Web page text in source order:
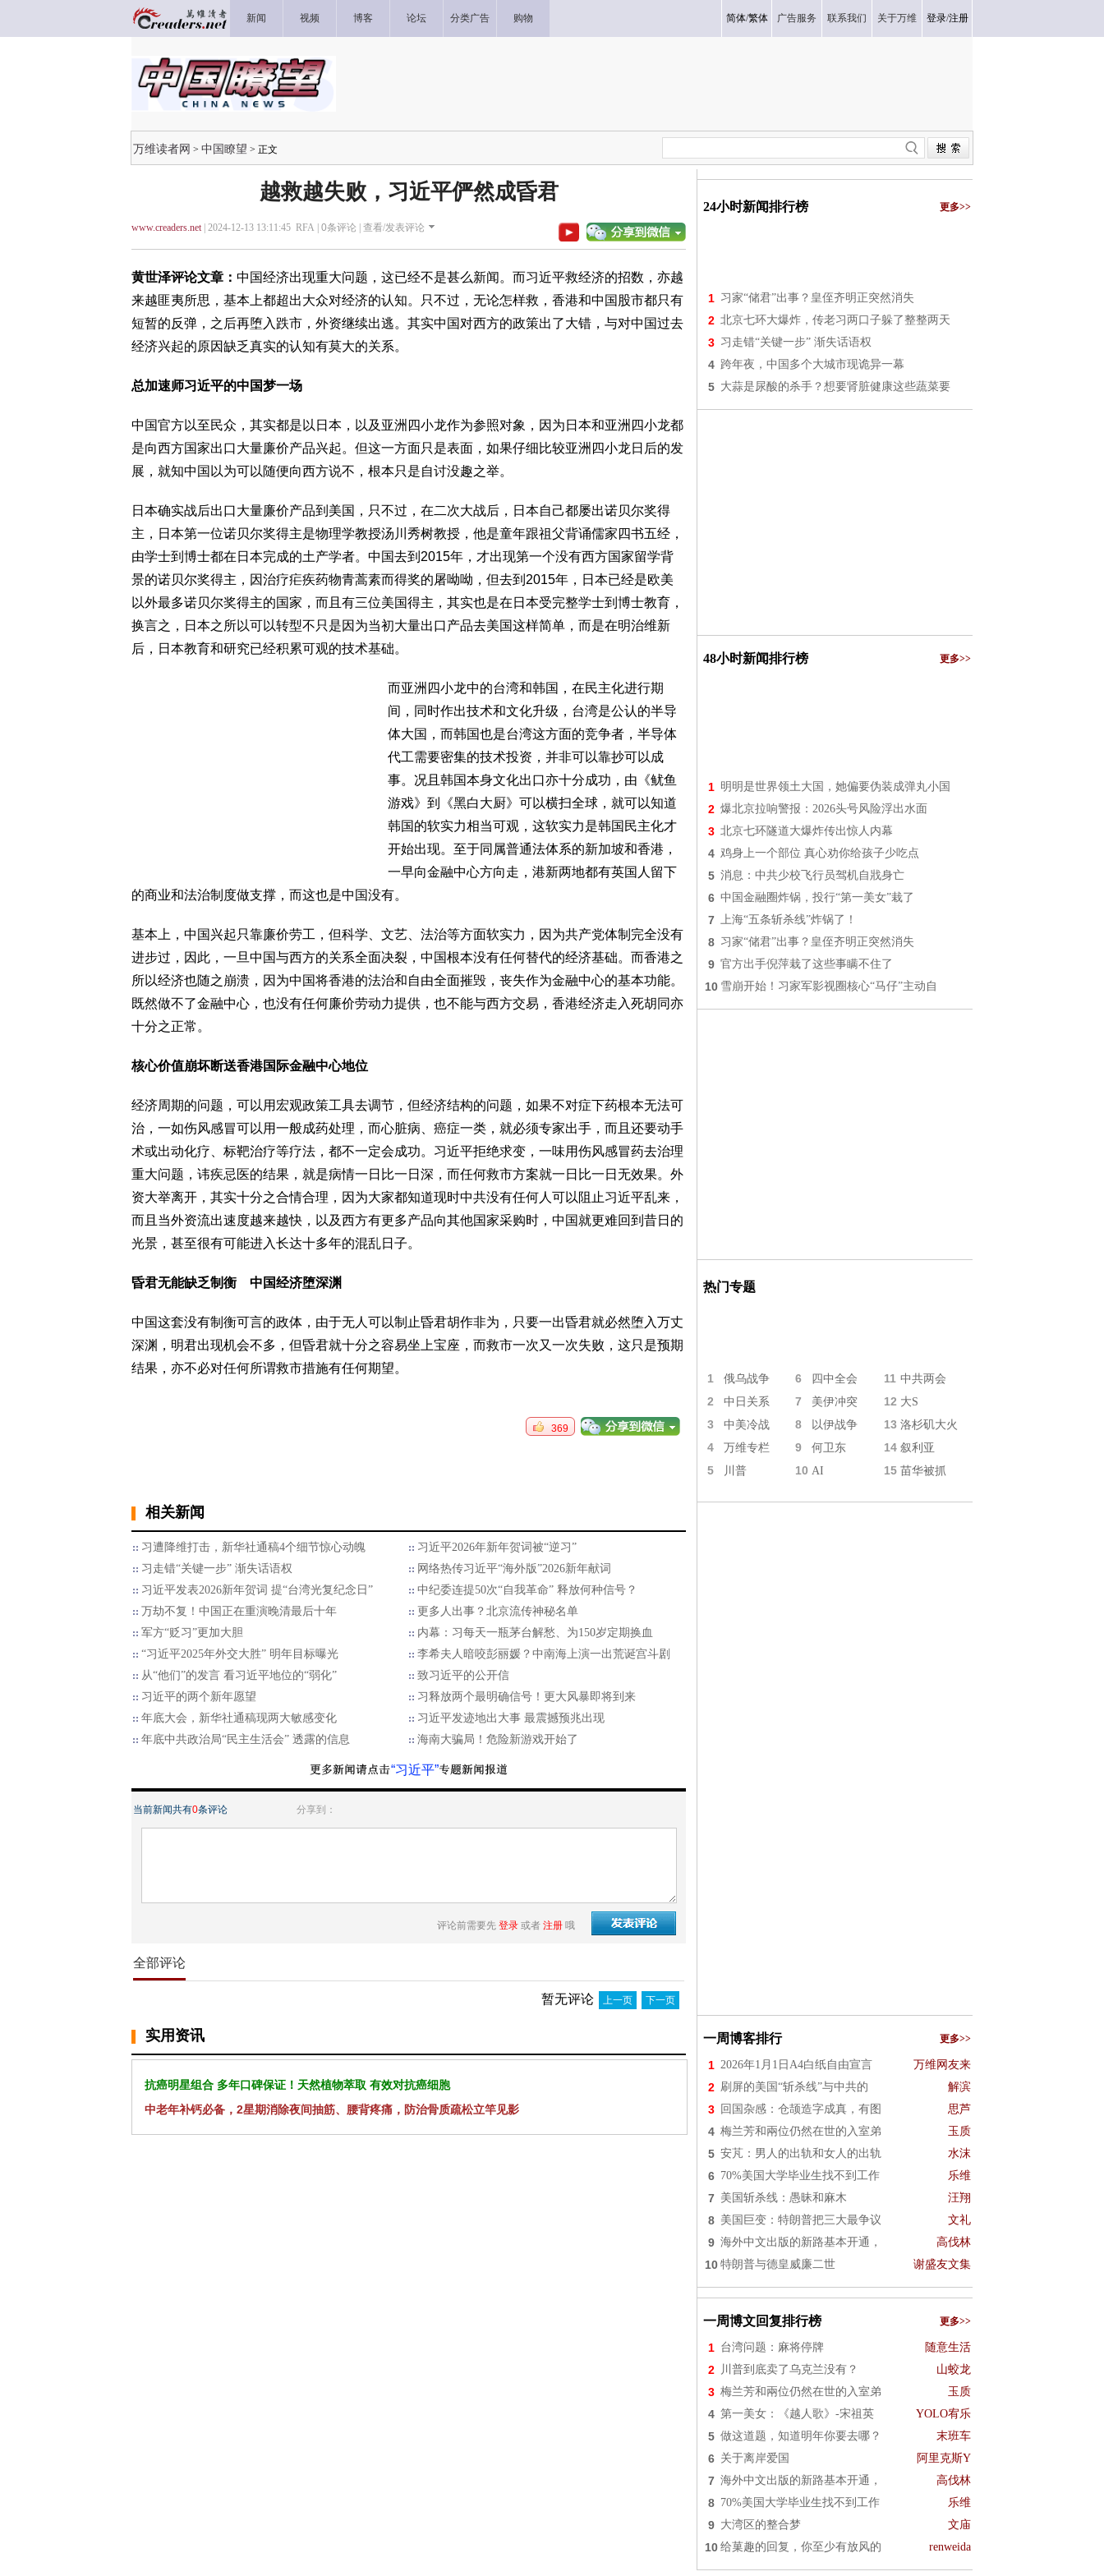
新闻 视频 博客 论坛 分类广告 购物 简体/繁体 广告服务 联系我们 关于万维 登录/注册
万维读者网 > 中国瞭望 > 正文
越救越失败，习近平俨然成昏君
www.creaders.net| 2024-12-13 13:11:45 RFA | 0条评论 | 查看/发表评论
黄世泽评论文章： 中国经济出现重大问题，这已经不是甚么新闻。而习近平救经济的招数，亦越
来越匪夷所思，基本上都超出大众对经济的认知。只不过，无论怎样救，香港和中国股市都只有
短暂的反弹，之后再堕入跌市，外资继续出逃。其实中国对西方的政策出了大错，与对中国过去
经济兴起的原因缺乏真实的认知有莫大的关系。
总加速师习近平的中国梦一场
中国官方以至民众，其实都是以日本，以及亚洲四小龙作为参照对象，因为日本和亚洲四小龙都
是向西方国家出口大量廉价产品兴起。但这一方面只是表面，如果仔细比较亚洲四小龙日后的发
展，就知中国以为可以随便向西方说不，根本只是自讨没趣之举。
日本确实战后出口大量廉价产品到美国，只不过，在二次大战后，日本自己都屡出诺贝尔奖得
主，日本第一位诺贝尔奖得主是物理学教授汤川秀树教授，他是童年跟祖父背诵儒家四书五经，
由学士到博士都在日本完成的土产学者。中国去到2015年，才出现第一个没有西方国家留学背
景的诺贝尔奖得主，因治疗疟疾药物青蒿素而得奖的屠呦呦，但去到2015年，日本已经是欧美
以外最多诺贝尔奖得主的国家，而且有三位美国得主，其实也是在日本受完整学士到博士教育，
换言之，日本之所以可以转型不只是因为当初大量出口产品去美国这样简单，而是在明治维新
后，日本教育和研究已经积累可观的技术基础。
而亚洲四小龙中的台湾和韩国，在民主化进行期
间，同时作出技术和文化升级，台湾是公认的半导
体大国，而韩国也是台湾这方面的竞争者，半导体
代工需要密集的技术投资，并非可以靠抄可以成
事。况且韩国本身文化出口亦十分成功，由《鱿鱼
游戏》到《黑白大厨》可以横扫全球，就可以知道
韩国的软实力相当可观，这软实力是韩国民主化才
开始出现。至于同属普通法体系的新加坡和香港，
一早向金融中心方向走，港新两地都有英国人留下
的商业和法治制度做支撑，而这也是中国没有。
基本上，中国兴起只靠廉价劳工，但科学、文艺、法治等方面软实力，因为共产党体制完全没有
进步过，因此，一旦中国与西方的关系全面决裂，中国根本没有任何替代的经济基础。而香港之
所以经济也随之崩溃，因为中国将香港的法治和自由全面摧毁，丧失作为金融中心的基本功能。
既然做不了金融中心，也没有任何廉价劳动力提供，也不能与西方交易，香港经济走入死胡同亦
十分之正常。
核心价值崩坏断送香港国际金融中心地位
经济周期的问题，可以用宏观政策工具去调节，但经济结构的问题，如果不对症下药根本无法可
治，一如伤风感冒可以用一般成药处理，而心脏病、癌症一类，就必须专家出手，而且还要动手
术或出动化疗、标靶治疗等疗法，都不一定会成功。习近平拒绝求变，一味用伤风感冒药去治理
重大问题，讳疾忌医的结果，就是病情一日比一日深，而任何救市方案就一日比一日无效果。外
资大举离开，其实十分之合情合理，因为大家都知道现时中共没有任何人可以阻止习近平乱来，
而且当外资流出速度越来越快，以及西方有更多产品向其他国家采购时，中国就更难回到昔日的
光景，甚至很有可能进入长达十多年的混乱日子。
昏君无能缺乏制衡 中国经济堕深渊
中国这套没有制衡可言的政体，由于无人可以制止昏君胡作非为，只要一出昏君就必然堕入万丈
深渊，明君出现机会不多，但昏君就十分之容易坐上宝座，而救市一次又一次失败，这只是预期
结果，亦不必对任何所谓救市措施有任何期望。
369
相关新闻
习遭降维打击，新华社通稿4个细节惊心动魄
习近平2026年新年贺词被“逆习”
习走错“关键一步” 渐失话语权
网络热传习近平“海外版”2026新年献词
习近平发表2026新年贺词 提“台湾光复纪念日”
中纪委连提50次“自我革命” 释放何种信号？
万劫不复！中国正在重演晚清最后十年
更多人出事？北京流传神秘名单
军方“贬习”更加大胆
内幕：习每天一瓶茅台解愁、为150岁定期换血
“习近平2025年外交大胜” 明年目标曝光
李希夫人暗咬彭丽媛？中南海上演一出荒诞宫斗剧
从“他们”的发言 看习近平地位的“弱化”
致习近平的公开信
习近平的两个新年愿望
习释放两个最明确信号！更大风暴即将到来
年底大会，新华社通稿现两大敏感变化
习近平发迹地出大事 最震撼预兆出现
年底中共政治局“民主生活会” 透露的信息
海南大骗局！危险新游戏开始了
“习近平”
当前新闻共有0条评论 分享到：
评论前需要先 登录 或者 注册 哦
全部评论
暂无评论 上一页 下一页
实用资讯
抗癌明星组合 多年口碑保证！天然植物萃取 有效对抗癌细胞
中老年补钙必备，2星期消除夜间抽筋、腰背疼痛，防治骨质疏松立竿见影
24小时新闻排行榜 更多>>
1 习家“储君”出事？皇侄齐明正突然消失
2 北京七环大爆炸，传老习两口子躲了整整两天
3 习走错“关键一步” 渐失话语权
4 跨年夜，中国多个大城市现诡异一幕
5 大蒜是尿酸的杀手？想要肾脏健康这些蔬菜要
48小时新闻排行榜 更多>>
1 明明是世界领土大国，她偏要伪装成弹丸小国
2 爆北京拉响警报：2026头号风险浮出水面
3 北京七环隧道大爆炸传出惊人内幕
4 鸡身上一个部位 真心劝你给孩子少吃点
5 消息：中共少校飞行员驾机自戕身亡
6 中国金融圈炸锅，投行“第一美女”栽了
7 上海“五条斩杀线”炸锅了！
8 习家“储君”出事？皇侄齐明正突然消失
9 官方出手倪萍栽了这些事瞒不住了
10 雪崩开始！习家军影视圈核心“马仔”主动自
热门专题
1 俄乌战争 6 四中全会 11 中共两会
2 中日关系 7 美伊冲突 12 大S
3 中美冷战 8 以伊战争 13 洛杉矶大火
4 万维专栏 9 何卫东 14 叙利亚
5 川普 10 AI 15 苗华被抓
一周博客排行 更多>>
1 2026年1月1日A4白纸自由宣言 万维网友来
2 刷屏的美国“斩杀线”与中共的 解滨
3 回国杂感：仓颉造字成真，有图 思芦
4 梅兰芳和兩位仍然在世的入室弟 玉质
5 安芃：男人的出轨和女人的出轨 水沫
6 70%美国大学毕业生找不到工作 乐维
7 美国斩杀线：愚昧和麻木 汪翔
8 美国巨变：特朗普把三大最争议 文礼
9 海外中文出版的新路基本开通， 高伐林
10 特朗普与德皇威廉二世 谢盛友文集
一周博文回复排行榜 更多>>
1 台湾问题：麻将停牌 随意生活
2 川普到底卖了乌克兰没有？ 山蛟龙
3 梅兰芳和兩位仍然在世的入室弟 玉质
4 第一美女：《越人歌》-宋祖英 YOLO宥乐
5 做这道题，知道明年你要去哪？ 末班车
6 关于离岸爱国 阿里克斯Y
7 海外中文出版的新路基本开通， 高伐林
8 70%美国大学毕业生找不到工作 乐维
9 大湾区的整合梦 文庙
10 给菓趣的回复，你至少有放风的 renweida